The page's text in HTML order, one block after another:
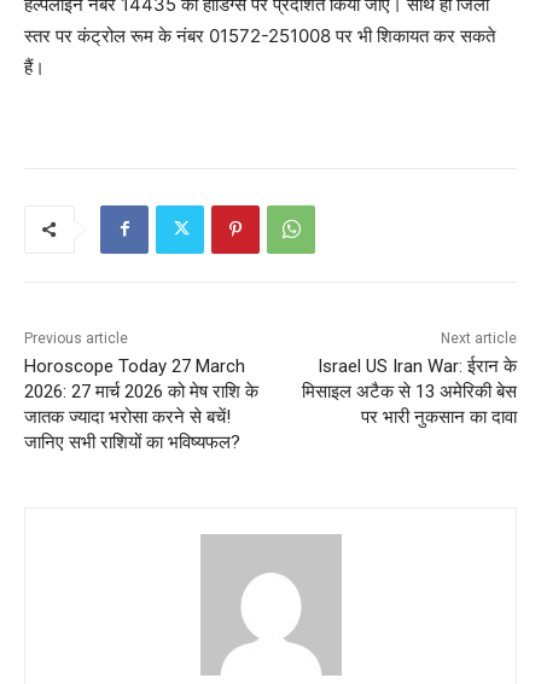
स्तर पर कंट्रोल रूम के नंबर 01572-251008 पर भी शिकायत कर सकते
हैं।
Previous article
Horoscope Today 27 March
2026: 27 मार्च 2026 को मेष राशि के
जातक ज्यादा भरोसा करने से बचें!
जानिए सभी राशियों का भविष्यफल?
Next article
Israel US Iran War: ईरान के
मिसाइल अटैक से 13 अमेरिकी बेस
पर भारी नुकसान का दावा